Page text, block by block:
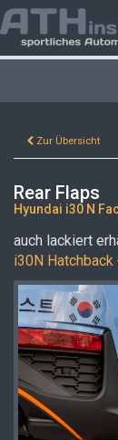
Zur Übersicht
Rear Flaps
Hyundai i30 N
auch lackiert
i30N